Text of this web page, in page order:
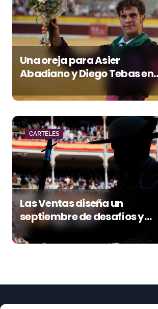
Una oreja para Asier
Abadiano y Diego Tebas en
una apertura de la
marcada por el buen juego
de Los Maños
CARTELES
Las Ventas diseña un
septiembre de desafíos y
variedad ganadera